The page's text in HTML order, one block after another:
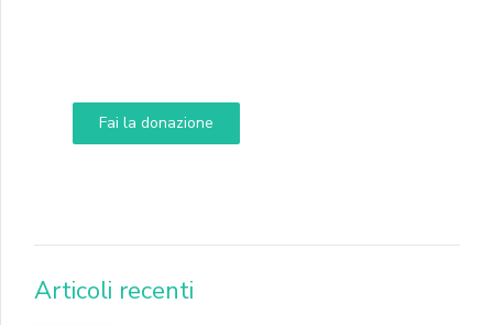
Fai la donazione
DONA
Articoli recenti